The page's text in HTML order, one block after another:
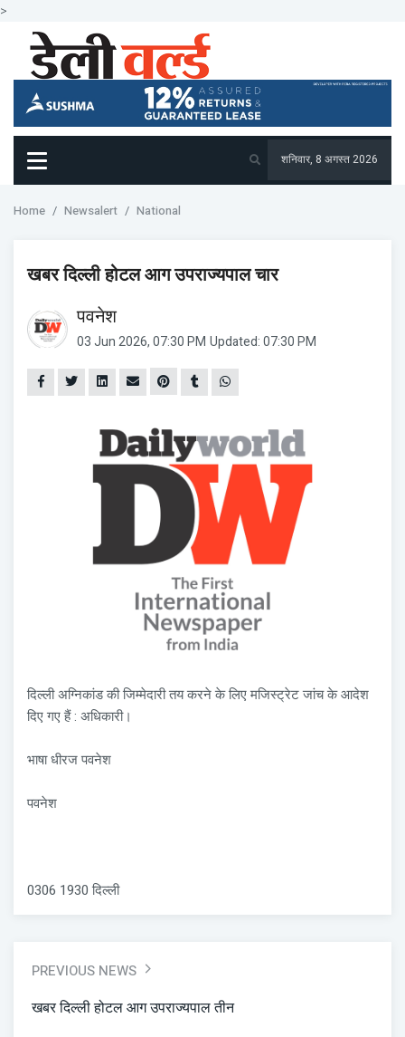
>
शनिवार, 8 अगस्त 2026
Home Newsalert National
खबर दिल्ली होटल आग उपराज्यपाल चार
पवनेश
03 Jun 2026, 07:30 PM Updated: 07:30 PM
दिल्ली अग्निकांड की जिम्मेदारी तय करने के लिए मजिस्ट्रेट जांच के आदेश
दिए गए हैं : अधिकारी।
भाषा धीरज पवनेश
पवनेश
0306 1930 दिल्ली
PREVIOUS NEWS
खबर दिल्ली होटल आग उपराज्यपाल तीन